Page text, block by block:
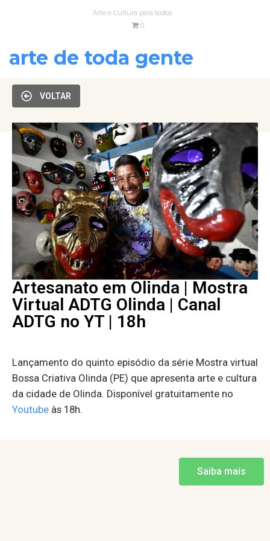
Arte e Cultura para todos
0
arte de toda gente
VOLTAR
Artesanato em Olinda | Mostra
Virtual ADTG Olinda | Canal
ADTG no YT | 18h
Lançamento do quinto episódio da série Mostra virtual
Bossa Criativa Olinda (PE) que apresenta arte e cultura
da cidade de Olinda. Disponível gratuitamente no
Youtube às 18h.
Saiba mais